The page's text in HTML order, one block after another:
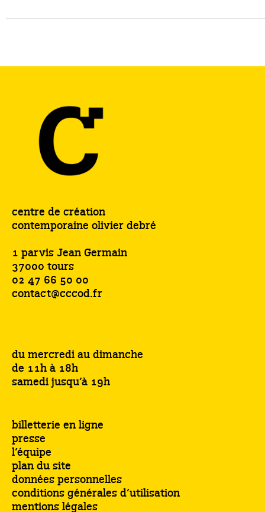
centre de création
contemporaine olivier debré
1 parvis Jean Germain
37000 tours
02 47 66 50 00
contact@cccod.fr
du mercredi au dimanche
de 11h à 18h
samedi jusqu’à 19h
billetterie en ligne
presse
l’équipe
plan du site
données personnelles
conditions générales d’utilisation
mentions légales